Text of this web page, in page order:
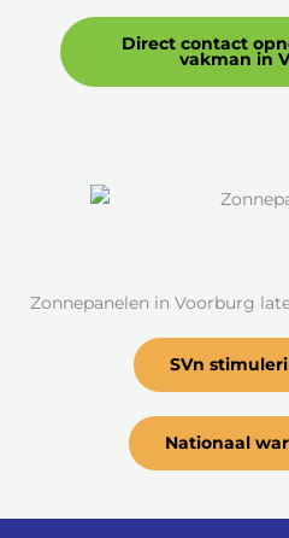
Direct contact
vakman in
Zonnepanelen in Voorburg
SVn
Nationaal